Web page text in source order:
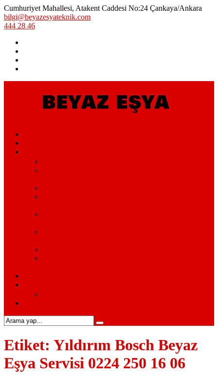
Cumhuriyet Mahallesi, Atakent Caddesi No:24 Çankaya/Ankara
bilgi@beyazesyateknik.com
444 28 46
Etiket: Yıldırım Bosch Beyaz
Eşya Servisi 0224 250 16 06